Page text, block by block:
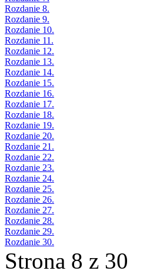
Rozdanie 8.
Rozdanie 9.
Rozdanie 10.
Rozdanie 11.
Rozdanie 12.
Rozdanie 13.
Rozdanie 14.
Rozdanie 15.
Rozdanie 16.
Rozdanie 17.
Rozdanie 18.
Rozdanie 19.
Rozdanie 20.
Rozdanie 21.
Rozdanie 22.
Rozdanie 23.
Rozdanie 24.
Rozdanie 25.
Rozdanie 26.
Rozdanie 27.
Rozdanie 28.
Rozdanie 29.
Rozdanie 30.
Strona 8 z 30